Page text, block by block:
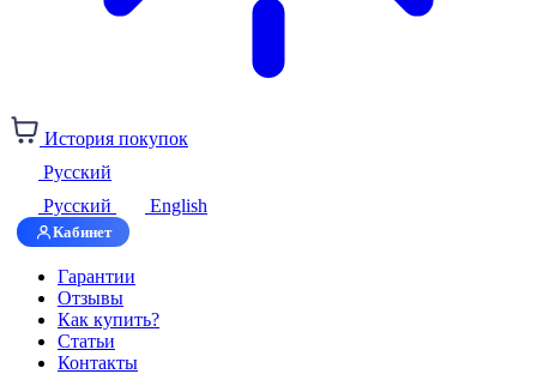
История покупок
Русский
Русский
English
Кабинет
Гарантии
Отзывы
Как купить?
Статьи
Контакты